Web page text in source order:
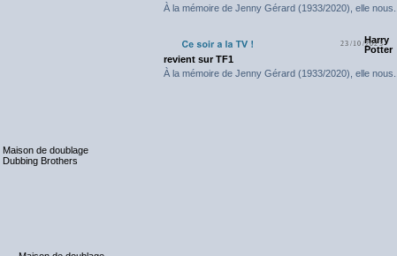
Maison de doublage
Dubbing Brothers
À la mémoire de Jenny Gérard (1933/2020), elle nous...
23/10/2023
Harry
Potter
revient sur TF1
À la mémoire de Jenny Gérard (1933/2020), elle nous...